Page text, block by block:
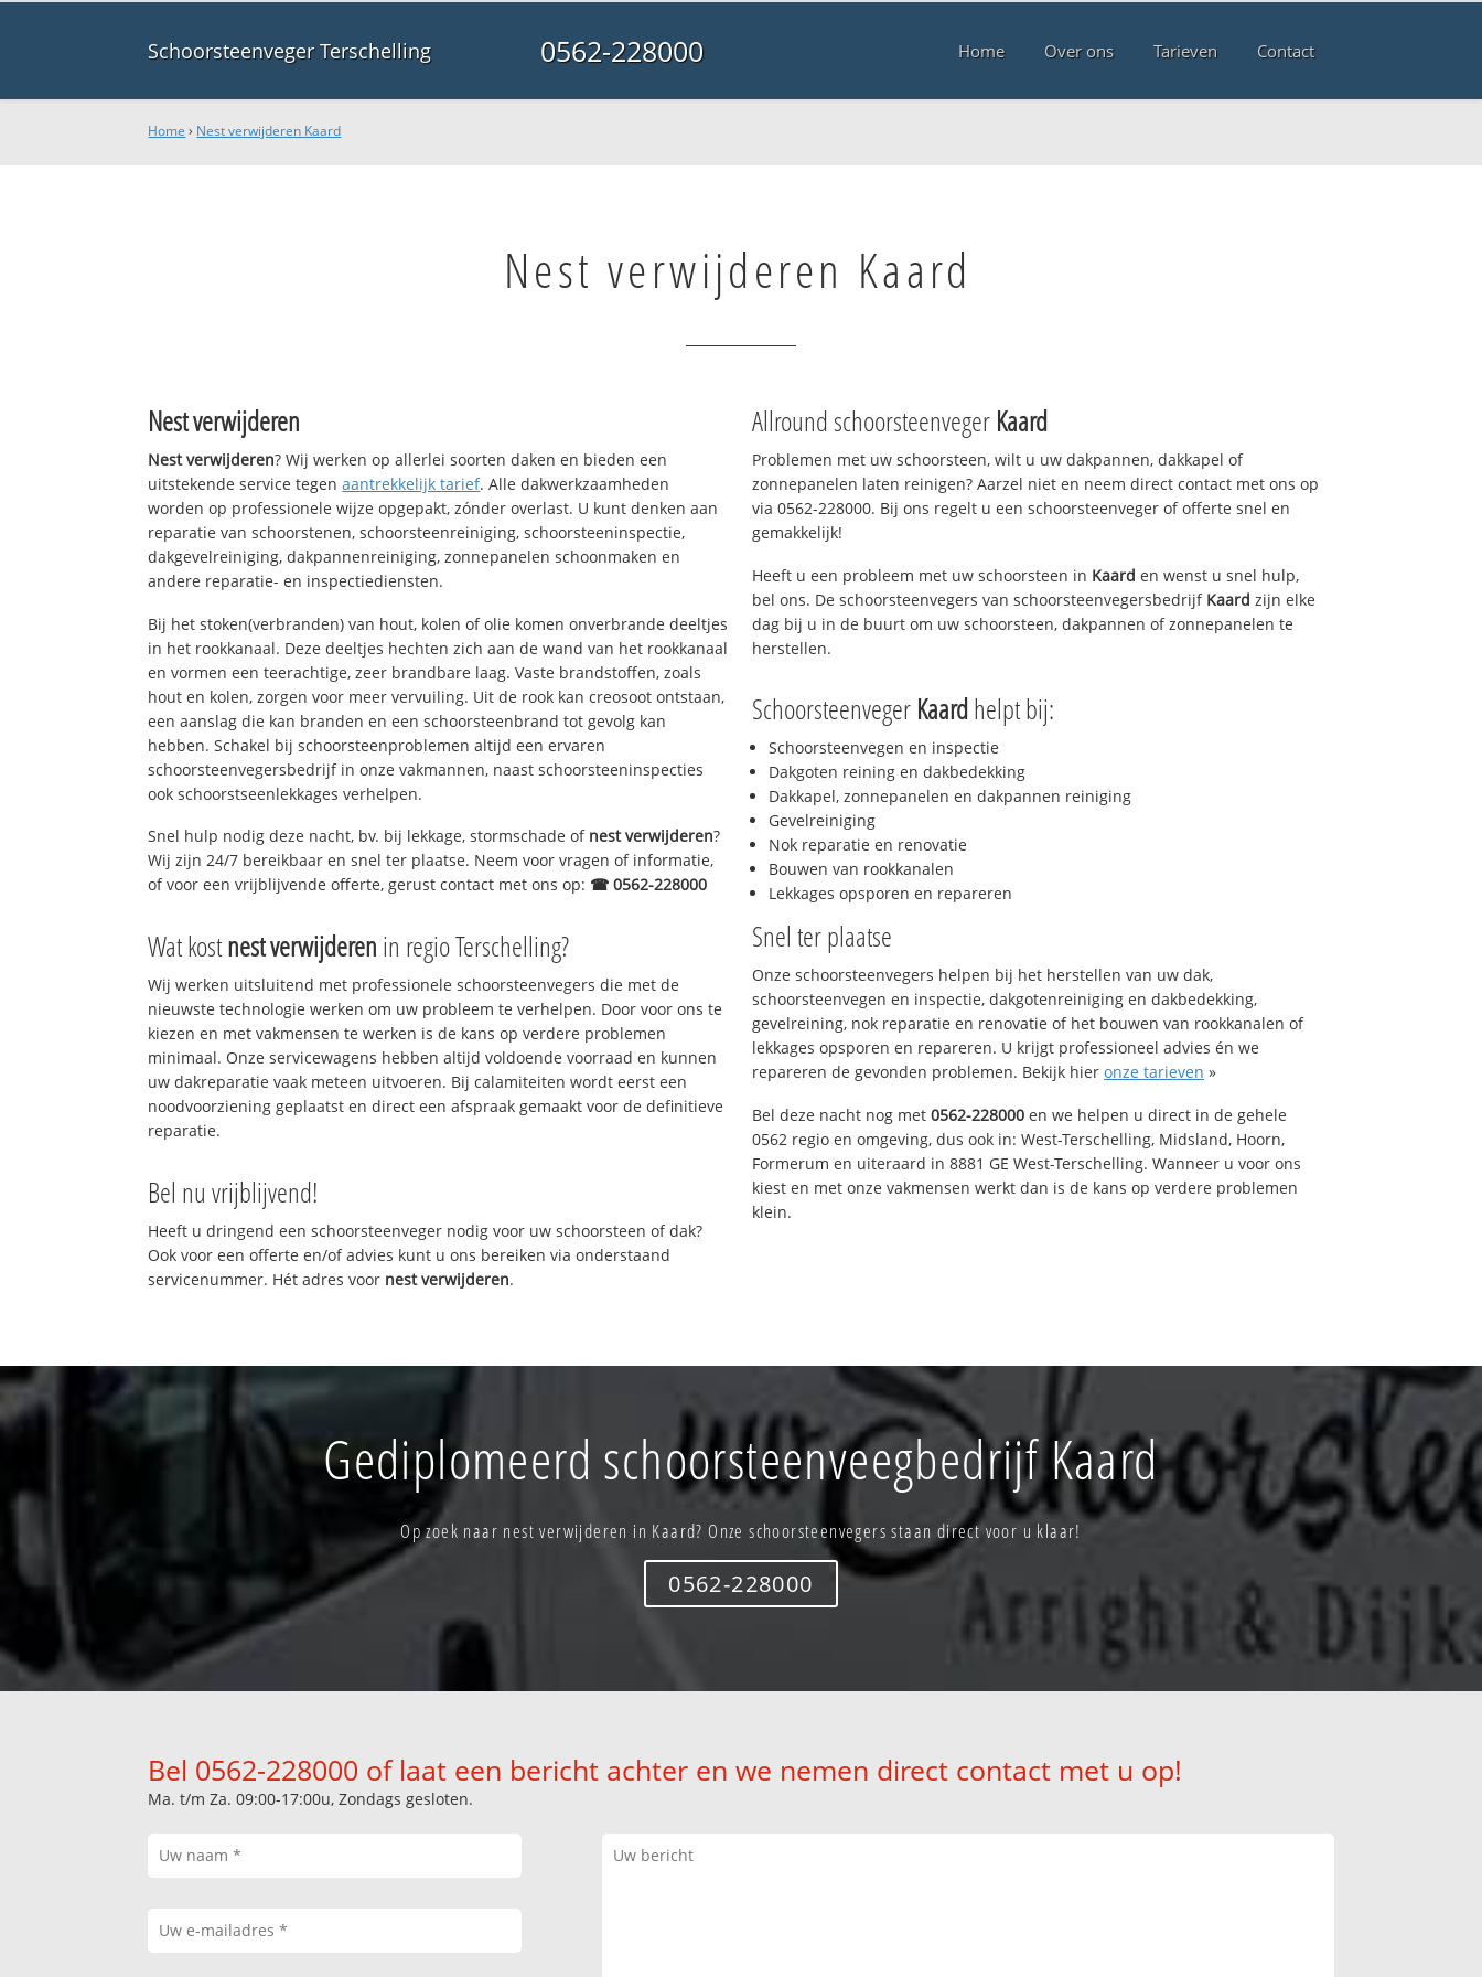
Schoorsteenveger Terschelling 0562-228000 Home Over ons Tarieven Contact
Home › Nest verwijderen Kaard
Nest verwijderen Kaard
Nest verwijderen
Nest verwijderen? Wij werken op allerlei soorten daken en bieden een
uitstekende service tegenaantrekkelijk tarief. Alle dakwerkzaamheden
worden op professionele wijze opgepakt, zónder overlast. U kunt denken aan
reparatie van schoorstenen, schoorsteenreiniging, schoorsteeninspectie,
dakgevelreiniging, dakpannenreiniging, zonnepanelen schoonmaken en
andere reparatie- en inspectiediensten.
Bij het stoken(verbranden) van hout, kolen of olie komen onverbrande deeltjes
in het rookkanaal. Deze deeltjes hechten zich aan de wand van het rookkanaal
en vormen een teerachtige, zeer brandbare laag. Vaste brandstoffen, zoals
hout en kolen, zorgen voor meer vervuiling. Uit de rook kan creosoot ontstaan,
een aanslag die kan branden en een schoorsteenbrand tot gevolg kan
hebben. Schakel bij schoorsteenproblemen altijd een ervaren
schoorsteenvegersbedrijf in onze vakmannen, naast schoorsteeninspecties
ook schoorstseenlekkages verhelpen.
Snel hulp nodig deze nacht, bv. bij lekkage, stormschade of nest verwijderen?
Wij zijn 24/7 bereikbaar en snel ter plaatse. Neem voor vragen of informatie,
of voor een vrijblijvende offerte, gerust contact met ons op: ☎ 0562-228000
Wat kostnest verwijderen in regio Terschelling?
Wij werken uitsluitend met professionele schoorsteenvegers die met de
nieuwste technologie werken om uw probleem te verhelpen. Door voor ons te
kiezen en met vakmensen te werken is de kans op verdere problemen
minimaal. Onze servicewagens hebben altijd voldoende voorraad en kunnen
uw dakreparatie vaak meteen uitvoeren. Bij calamiteiten wordt eerst een
noodvoorziening geplaatst en direct een afspraak gemaakt voor de definitieve
reparatie.
Bel nu vrijblijvend!
Heeft u dringend een schoorsteenveger nodig voor uw schoorsteen of dak?
Ook voor een offerte en/of advies kunt u ons bereiken via onderstaand
servicenummer. Hét adres voor nest verwijderen.
Allround schoorsteenveger Kaard
Problemen met uw schoorsteen, wilt u uw dakpannen, dakkapel of
zonnepanelen laten reinigen? Aarzel niet en neem direct contact met ons op
via 0562-228000. Bij ons regelt u een schoorsteenveger of offerte snel en
gemakkelijk!
Heeft u een probleem met uw schoorsteen in Kaard en wenst u snel hulp,
bel ons. De schoorsteenvegers van schoorsteenvegersbedrijf Kaard zijn elke
dag bij u in de buurt om uw schoorsteen, dakpannen of zonnepanelen te
herstellen.
Schoorsteenveger Kaardhelpt bij:
Schoorsteenvegen en inspectie
Dakgoten reining en dakbedekking
Dakkapel, zonnepanelen en dakpannen reiniging
Gevelreiniging
Nok reparatie en renovatie
Bouwen van rookkanalen
Lekkages opsporen en repareren
Snel ter plaatse
Onze schoorsteenvegers helpen bij het herstellen van uw dak,
schoorsteenvegen en inspectie, dakgotenreiniging en dakbedekking,
gevelreining, nok reparatie en renovatie of het bouwen van rookkanalen of
lekkages opsporen en repareren. U krijgt professioneel advies én we
repareren de gevonden problemen. Bekijk hier onze tarieven »
Bel deze nacht nog met 0562-228000 en we helpen u direct in de gehele
0562 regio en omgeving, dus ook in: West-Terschelling, Midsland, Hoorn,
Formerum en uiteraard in 8881 GE West-Terschelling. Wanneer u voor ons
kiest en met onze vakmensen werkt dan is de kans op verdere problemen
klein.
Gediplomeerd schoorsteenveegbedrijf Kaard
Op zoek naar nest verwijderen in Kaard? Onze schoorsteenvegers staan direct voor u klaar!
0562-228000
Bel 0562-228000 of laat een bericht achter en we nemen direct contact met u op!
Ma. t/m Za. 09:00-17:00u, Zondags gesloten.